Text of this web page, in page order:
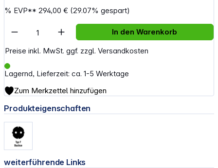
% EVP**294,00 € (29.07% gespart)
Preise inkl. MwSt. ggf. zzgl. Versandkosten
Lagernd, Lieferzeit: ca. 1-5 Werktage
Artikel Anzahl: Gib den gewünschten
In den Warenkorb
Zum Merkzettel hinzufügen
Produkteigenschaften
weiterführende Links